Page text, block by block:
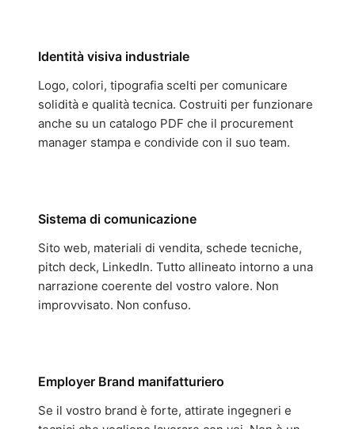
Identità visiva industriale
Logo, colori, tipografia scelti per comunicare
solidità e qualità tecnica. Costruiti per funzionare
anche su un catalogo PDF che il procurement
manager stampa e condivide con il suo team.
Sistema di comunicazione
Sito web, materiali di vendita, schede tecniche,
pitch deck, LinkedIn. Tutto allineato intorno a una
narrazione coerente del vostro valore. Non
improvvisato. Non confuso.
Employer Brand manifatturiero
Se il vostro brand è forte, attirate ingegneri e